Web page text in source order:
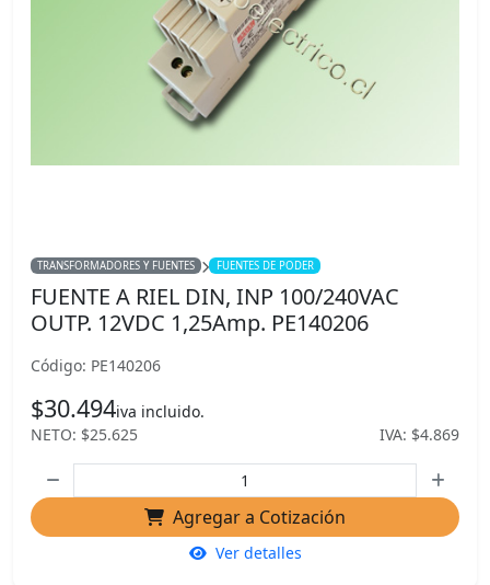
TRANSFORMADORES Y FUENTES FUENTES DE PODER
FUENTE A RIEL DIN, INP 100/240VAC
OUTP. 12VDC 1,25Amp. PE140206
Código: PE140206
$30.494iva incluido.
NETO: $25.625
IVA: $4.869
Agregar a Cotización
Ver detalles